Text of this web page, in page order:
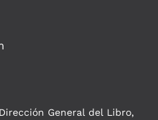
General del Libro,